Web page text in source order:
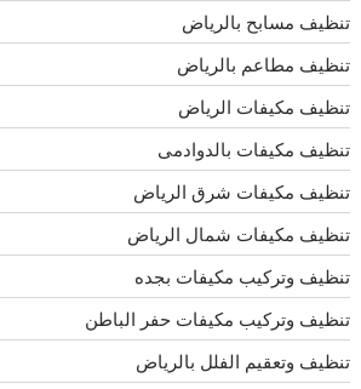
تنظيف مسابح بالرياض
تنظيف مطاعم بالرياض
تنظيف مكيفات الرياض
تنظيف مكيفات بالدوادمى
تنظيف مكيفات شرق الرياض
تنظيف مكيفات شمال الرياض
تنظيف وتركيب مكيفات بجده
تنظيف وتركيب مكيفات حفر الباطن
تنظيف وتعقيم الفلل بالرياض